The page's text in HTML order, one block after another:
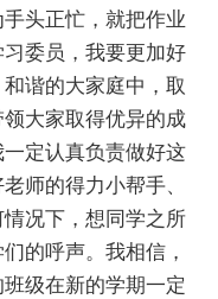
头正忙，就把作业
委员，我要更加好
谐的大家庭中，取
大家取得优异的成
定认真负责做好这
师的得力小帮手、
况下，想同学之所
的呼声。我相信，
级在新的学期一定